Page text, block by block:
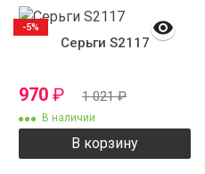
Серьги S2117
970 ₽ 1 021₽
В наличии
В корзину
-5%